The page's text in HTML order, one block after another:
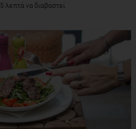
5 λεπτά να διαβαστεί